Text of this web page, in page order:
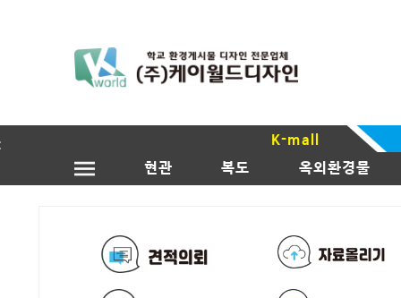
K-mall
현관
복도 옥외환경물